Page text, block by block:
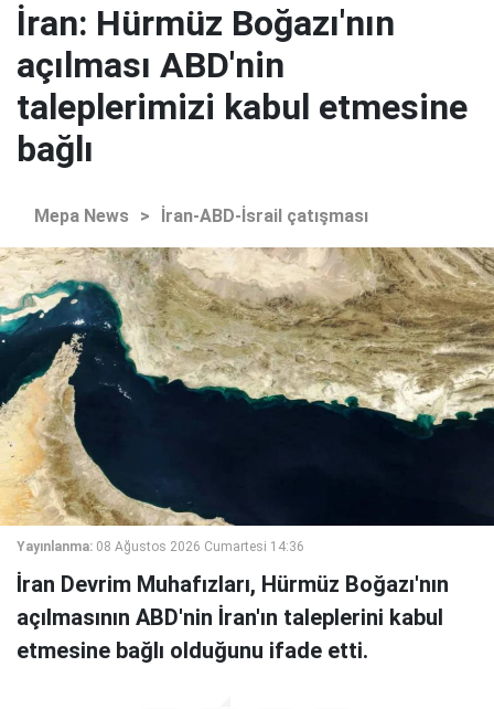
İran: Hürmüz Boğazı'nın
açılması ABD'nin
taleplerimizi kabul etmesine
bağlı
Mepa News > İran-ABD-İsrail çatışması
Yayınlanma: 08 Ağustos 2026 Cumartesi 14:36
İran Devrim Muhafızları, Hürmüz Boğazı'nın
açılmasının ABD'nin İran'ın taleplerini kabul
etmesine bağlı olduğunu ifade etti.